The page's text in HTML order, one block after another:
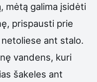
mėtą galima įsidėti
prispausti prie
ant stalo.
vandens, kuri
šakeles ant